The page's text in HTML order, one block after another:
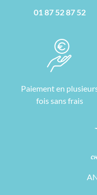
01 87 52 87 52
Paiement en
fois sans frais